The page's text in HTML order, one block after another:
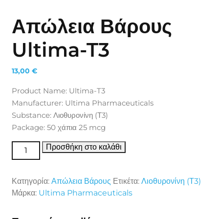
Απώλεια Βάρους
Ultima-T3
13,00 €
Product Name: Ultima-T3
Manufacturer: Ultima Pharmaceuticals
Substance: Λιοθυρονίνη (Τ3)
Package: 50 χάπια 25 mcg
Απώλεια Βάρους Ultima-T3 ποσότητα
Προσθήκη στο καλάθι
Κατηγορία: Απώλεια Βάρους Ετικέτα: Λιοθυρονίνη (Τ3)
Μάρκα: Ultima Pharmaceuticals